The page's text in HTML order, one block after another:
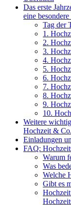
Das erste
eine
Tag der
1.
2.
3.
4.
5.
6.
7.
8.
9.
10.
Weitere
Hochzeit & Co.
Einladungen
FAQ:
Warum
Was
Welche
Gibt es